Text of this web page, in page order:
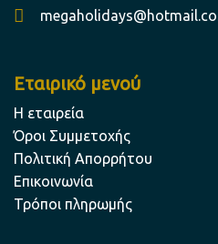
Εταιρικό μενού
Η εταιρεία
Όροι Συμμετοχής
Πολιτική Απορρήτου
Επικοινωνία
Τρόποι πληρωμής